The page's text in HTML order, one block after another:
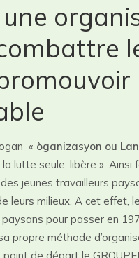
une
« òganizasyon ou
la lutte seule, libère ».
jeunes travailleurs
leurs milieux. A cet effet,
pour passer en
propre méthode